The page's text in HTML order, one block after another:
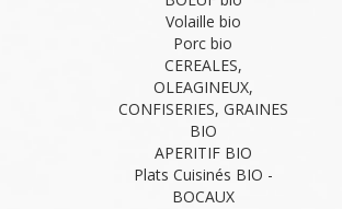
Volaille bio
Porc bio
CEREALES,
OLEAGINEUX,
CONFISERIES, GRAINES
BIO
APERITIF BIO
Plats Cuisinés BIO -
BOCAUX